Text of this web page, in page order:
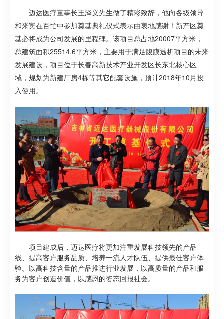
迈达医疗董事长王泽义先生做了精彩致辞，他向各级领导
和来宾在百忙中参加奠基典礼仪式表示由衷地感谢！新产区奠
基必将成为公司发展的里程碑。该项目总占地20007平方米，
总建筑面积25514.6平方米，主要用于满足腹膜透析项目的未来
发展建设，项目位于长春高新技术产业开发区长东北核心区
域，规划为新建厂房4栋等其它配套设施，预计2018年10月投
入使用。
项目建成后，迈达医疗将更加注重发展科技领先的产品
线、提高客户服务品质、培养一流人才队伍、提供最佳客户体
验。以高科技含量的产品推进行业发展，以高质量的产品和服
务为客户创造价值，以感恩的姿态回报社会。